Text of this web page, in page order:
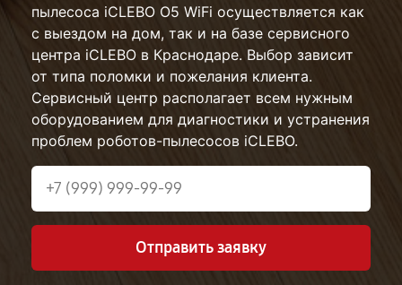
пылесоса iCLEBO O5 WiFi осуществляется как
с выездом на дом, так и на базе сервисного
центра iCLEBO в Краснодаре. Выбор зависит
от типа поломки и пожелания клиента.
Сервисный центр располагает всем нужным
оборудованием для диагностики и устранения
проблем роботов-пылесосов iCLEBO.
Отправить заявку